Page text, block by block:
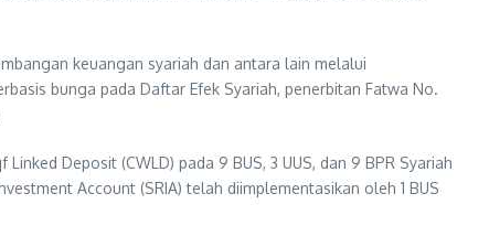
keuangan syariah dan antara lain melalui
bunga pada Daftar Efek Syariah, penerbitan Fatwa No.
Deposit (CWLD) pada 9 BUS, 3 UUS, dan 9 BPR Syariah
Account (SRIA) telah diimplementasikan oleh 1 BUS